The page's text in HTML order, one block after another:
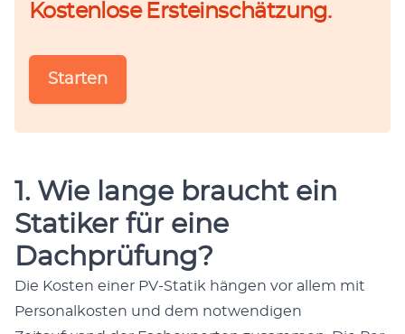
Kostenlose Ersteinschätzung.
Starten
1. Wie lange braucht ein
Statiker für eine
Dachprüfung?
Die Kosten ein­er PV-Sta­tik hän­gen vor allem mit
Per­son­alkosten und dem notwendi­gen